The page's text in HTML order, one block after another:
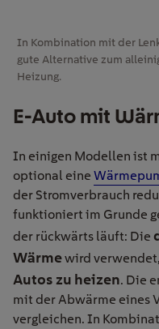
In Kombination mit der
gute Alternative zum
Heizung.
E-Auto mit
In einigen Modellen ist
optional eine
der Stromverbrauch
funktioniert im Grunde
der rückwärts läuft: Die
Wärmewird
Autos zu heizen. Die
mit der Abwärme eines
vergleichen. In